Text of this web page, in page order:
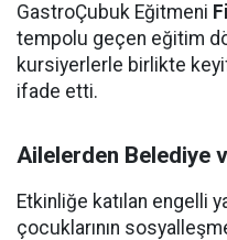
GastroÇubuk Eğitmeni
tempolu geçen eğitim
kursiyerlerle birlikte
ifade etti.
Ailelerden Belediye
Etkinliğe katılan engelli
çocuklarının